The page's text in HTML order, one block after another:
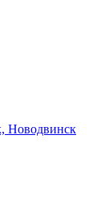
Новодвинск